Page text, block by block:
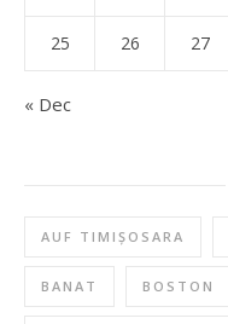
25 26 27
« Dec
AUF TIMIȘOSARA
BANAT BOSTON